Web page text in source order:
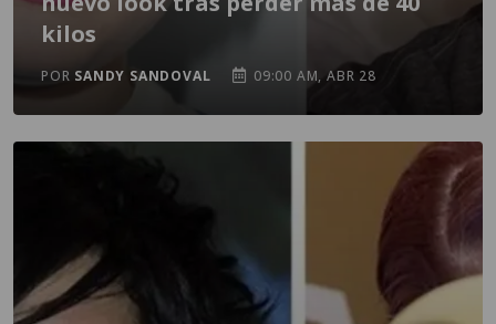
kilos
POR SANDY SANDOVAL 09:00 AM, ABR 28